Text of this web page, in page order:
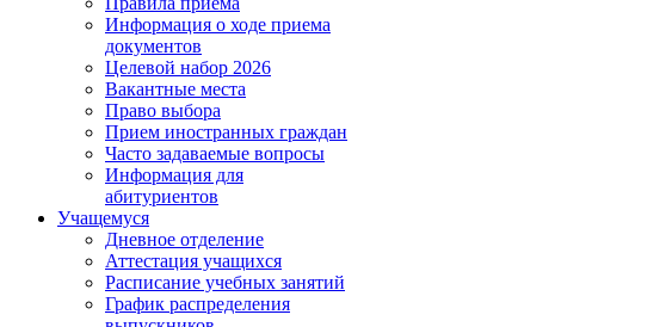
Информация о ходе приема
документов
Целевой набор 2026
Вакантные места
Право выбора
Прием иностранных граждан
Часто задаваемые вопросы
Информация для
абитуриентов
Учащемуся
Дневное отделение
Аттестация учащихся
Расписание учебных занятий
График распределения